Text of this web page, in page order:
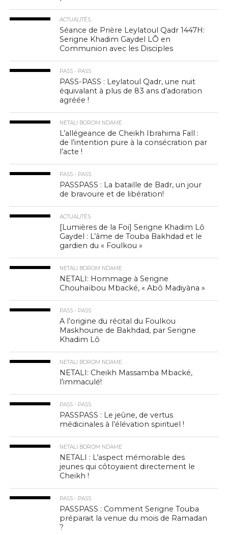
ACTUALITÉS
Séance de Prière Leylatoul Qadr 1447H:
Serigne Khadim Gaydel LÔ en
Communion avec les Disciples
PASS - PASS
PASS-PASS : Leylatoul Qadr, une nuit
équivalant à plus de 83 ans d’adoration
agréée !
NETALI BOROM NDAME
L’allégeance de Cheikh Ibrahima Fall :
de l’intention pure à la consécration par
l’acte !
PASS - PASS
PASSPASS : La bataille de Badr, un jour
de bravoure et de libération!
ACTUALITÉS
[Lumières de la Foi] Serigne Khadim Lô
Gaydel : L’âme de Touba Bakhdad et le
gardien du « Foulkou »
NETALI BOROM NDAME
NETALI: Hommage à Serigne
Chouhaïbou Mbacké, « Abô Madiyàna »
PASS - PASS
A l’origine du récital du Foulkou
Maskhoune de Bakhdad, par Serigne
Khadim Lô
NETALI BOROM NDAME
NETALI: Cheikh Massamba Mbacké,
l’immaculé!
PASS - PASS
PASSPASS : Le jeûne, de vertus
médicinales à l’élévation spirituel !
NETALI BOROM NDAME
NETALI : L’aspect mémorable des
jeunes qui côtoyaient directement le
Cheikh !
PASS - PASS
PASSPASS : Comment Serigne Touba
préparait la venue du mois de Ramadan
?